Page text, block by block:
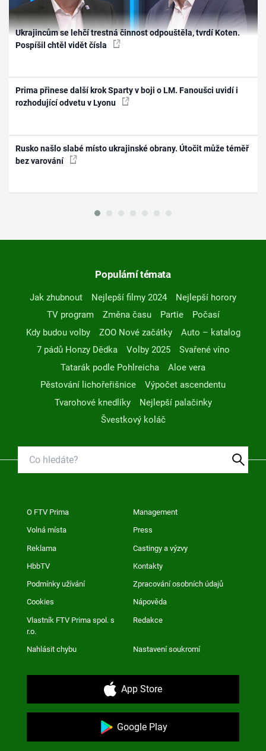
Ukrajincům se lehčí trestná činnost odpouštěla, tvrdí Koten.
Pospíšil chtěl vidět čísla
Prima přinese další krok Sparty v boji o LM. Fanoušci uvidí i
rozhodující odvetu v Lyonu
Rusko našlo slabé místo ukrajinské obrany. Útočit může téměř
bez varování
Populární témata
Jak zhubnout Nejlepší filmy 2024
Nejlepší horory
TV program
Změna času Partie
Počasí
Kdy budou volby
ZOO Nové začátky
Auto – katalog
7 pádů Honzy Dědka
Volby 2025
Svařené víno
Tatarák podle Pohlreicha
Aloe vera
Pěstování lichořeřišnice
Výpočet ascendentu
Tvarohové knedlíky
Nejlepší palačinky
Švestkový koláč
O FTV Prima Management
Volná místa Press
Reklama Castingy a výzvy
HbbTV Kontakty
Podmínky užívání Zpracování osobních údajů
Cookies Nápověda
Vlastník FTV Prima spol. s
r.o.
Redakce
Nahlásit chybu Nastavení soukromí
App Store
Google Play